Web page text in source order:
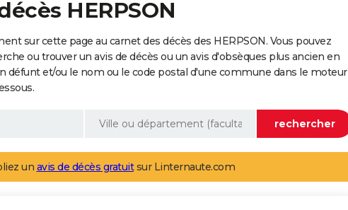
HERPSON
sur cette page au carnet des décès des HERPSON. Vous pouvez
ou trouver un avis de décès ou un avis d'obsèques plus ancien en
défunt et/ou le nom ou le code postal d'une commune dans le moteur
un avis de décès gratuitsur Linternaute.com